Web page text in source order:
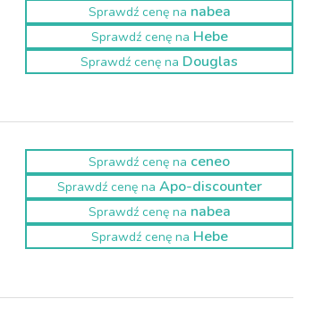
Sprawdź cenę na nabea
Sprawdź cenę na Hebe
Sprawdź cenę na Douglas
Sprawdź cenę na ceneo
Sprawdź cenę na Apo-discounter
Sprawdź cenę na nabea
Sprawdź cenę na Hebe